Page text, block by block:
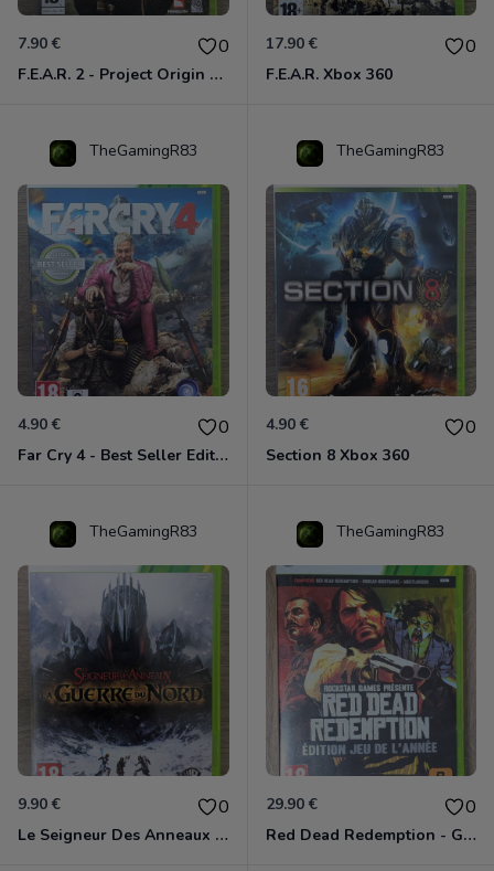
7.90 € 0
F.E.A.R. 2 - Project Origin Xbox 360
17.90 € 0
F.E.A.R. Xbox 360
TheGamingR83
4.90 € 0
Far Cry 4 - Best Seller Edition Xbox 360
TheGamingR83
4.90 € 0
Section 8 Xbox 360
TheGamingR83
9.90 € 0
Le Seigneur Des Anneaux - La Guerre Du Nord Xbox 360
TheGamingR83
29.90 € 0
Red Dead Redemption - Game Of The Year Xbox 360